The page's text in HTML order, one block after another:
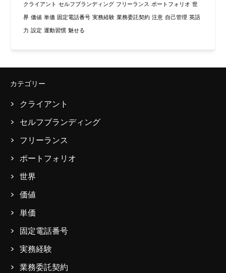
クライアント セルフブランディング フリーランス ポートフォリオ 世
界 価値 単価 固定電話番号 実務経験 業務委託契約 注意 自己管理 英語
力 設定 運動習慣 魅せる
カテゴリー
クライアント
セルフブランディング
フリーランス
ポートフォリオ
世界
価値
単価
固定電話番号
実務経験
業務委託契約